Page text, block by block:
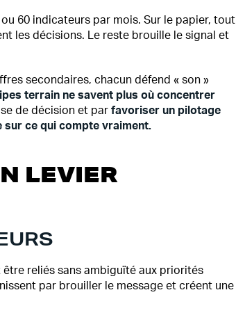
60 indicateurs par mois. Sur le papier, tout
les décisions. Le reste brouille le signal et
secondaires, chacun défend « son »
terrain ne savent plus où concentrer
de décision et par favoriser un pilotage
ce qui compte vraiment.
LEVIER
être reliés sans ambiguïté aux priorités
par brouiller le message et créent une